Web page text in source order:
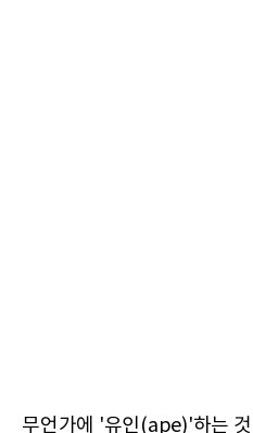
무언가에 '유인(ape)'하는